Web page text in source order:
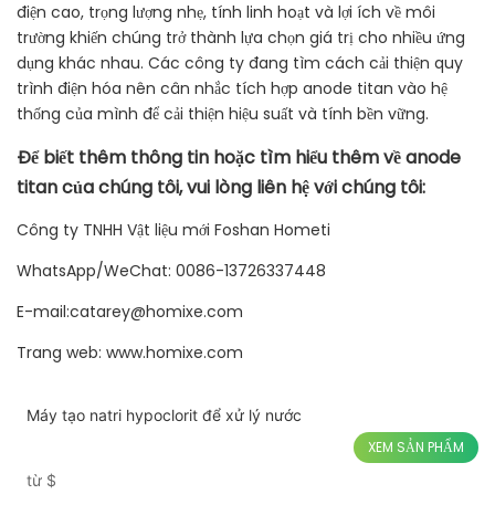
điện cao, trọng lượng nhẹ, tính linh hoạt và lợi ích về môi
trường khiến chúng trở thành lựa chọn giá trị cho nhiều ứng
dụng khác nhau. Các công ty đang tìm cách cải thiện quy
trình điện hóa nên cân nhắc tích hợp anode titan vào hệ
thống của mình để cải thiện hiệu suất và tính bền vững.
Để biết thêm thông tin hoặc tìm hiểu thêm về anode
titan của chúng tôi, vui lòng liên hệ với chúng tôi:
Công ty TNHH Vật liệu mới Foshan Hometi
WhatsApp/WeChat: 0086-13726337448
E-mail:catarey@homixe.com
Trang web: www.homixe.com
Máy tạo natri hypoclorit để xử lý nước
từ $
XEM SẢN PHẨM